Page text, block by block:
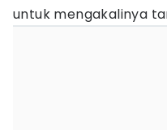
untuk mengakalinya